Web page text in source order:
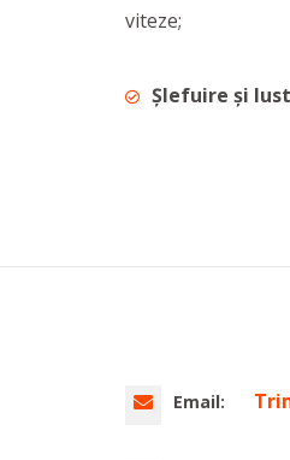
viteze;
Șlefuire și
Email: